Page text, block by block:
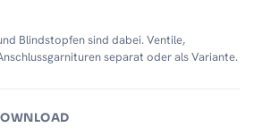
Blindstopfen sind dabei. Ventile,
separat oder als Variante.